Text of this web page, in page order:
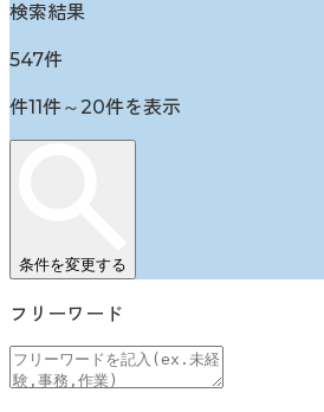
検索結果
547件
件11件～20件を表示
条件を変更する
フリーワード